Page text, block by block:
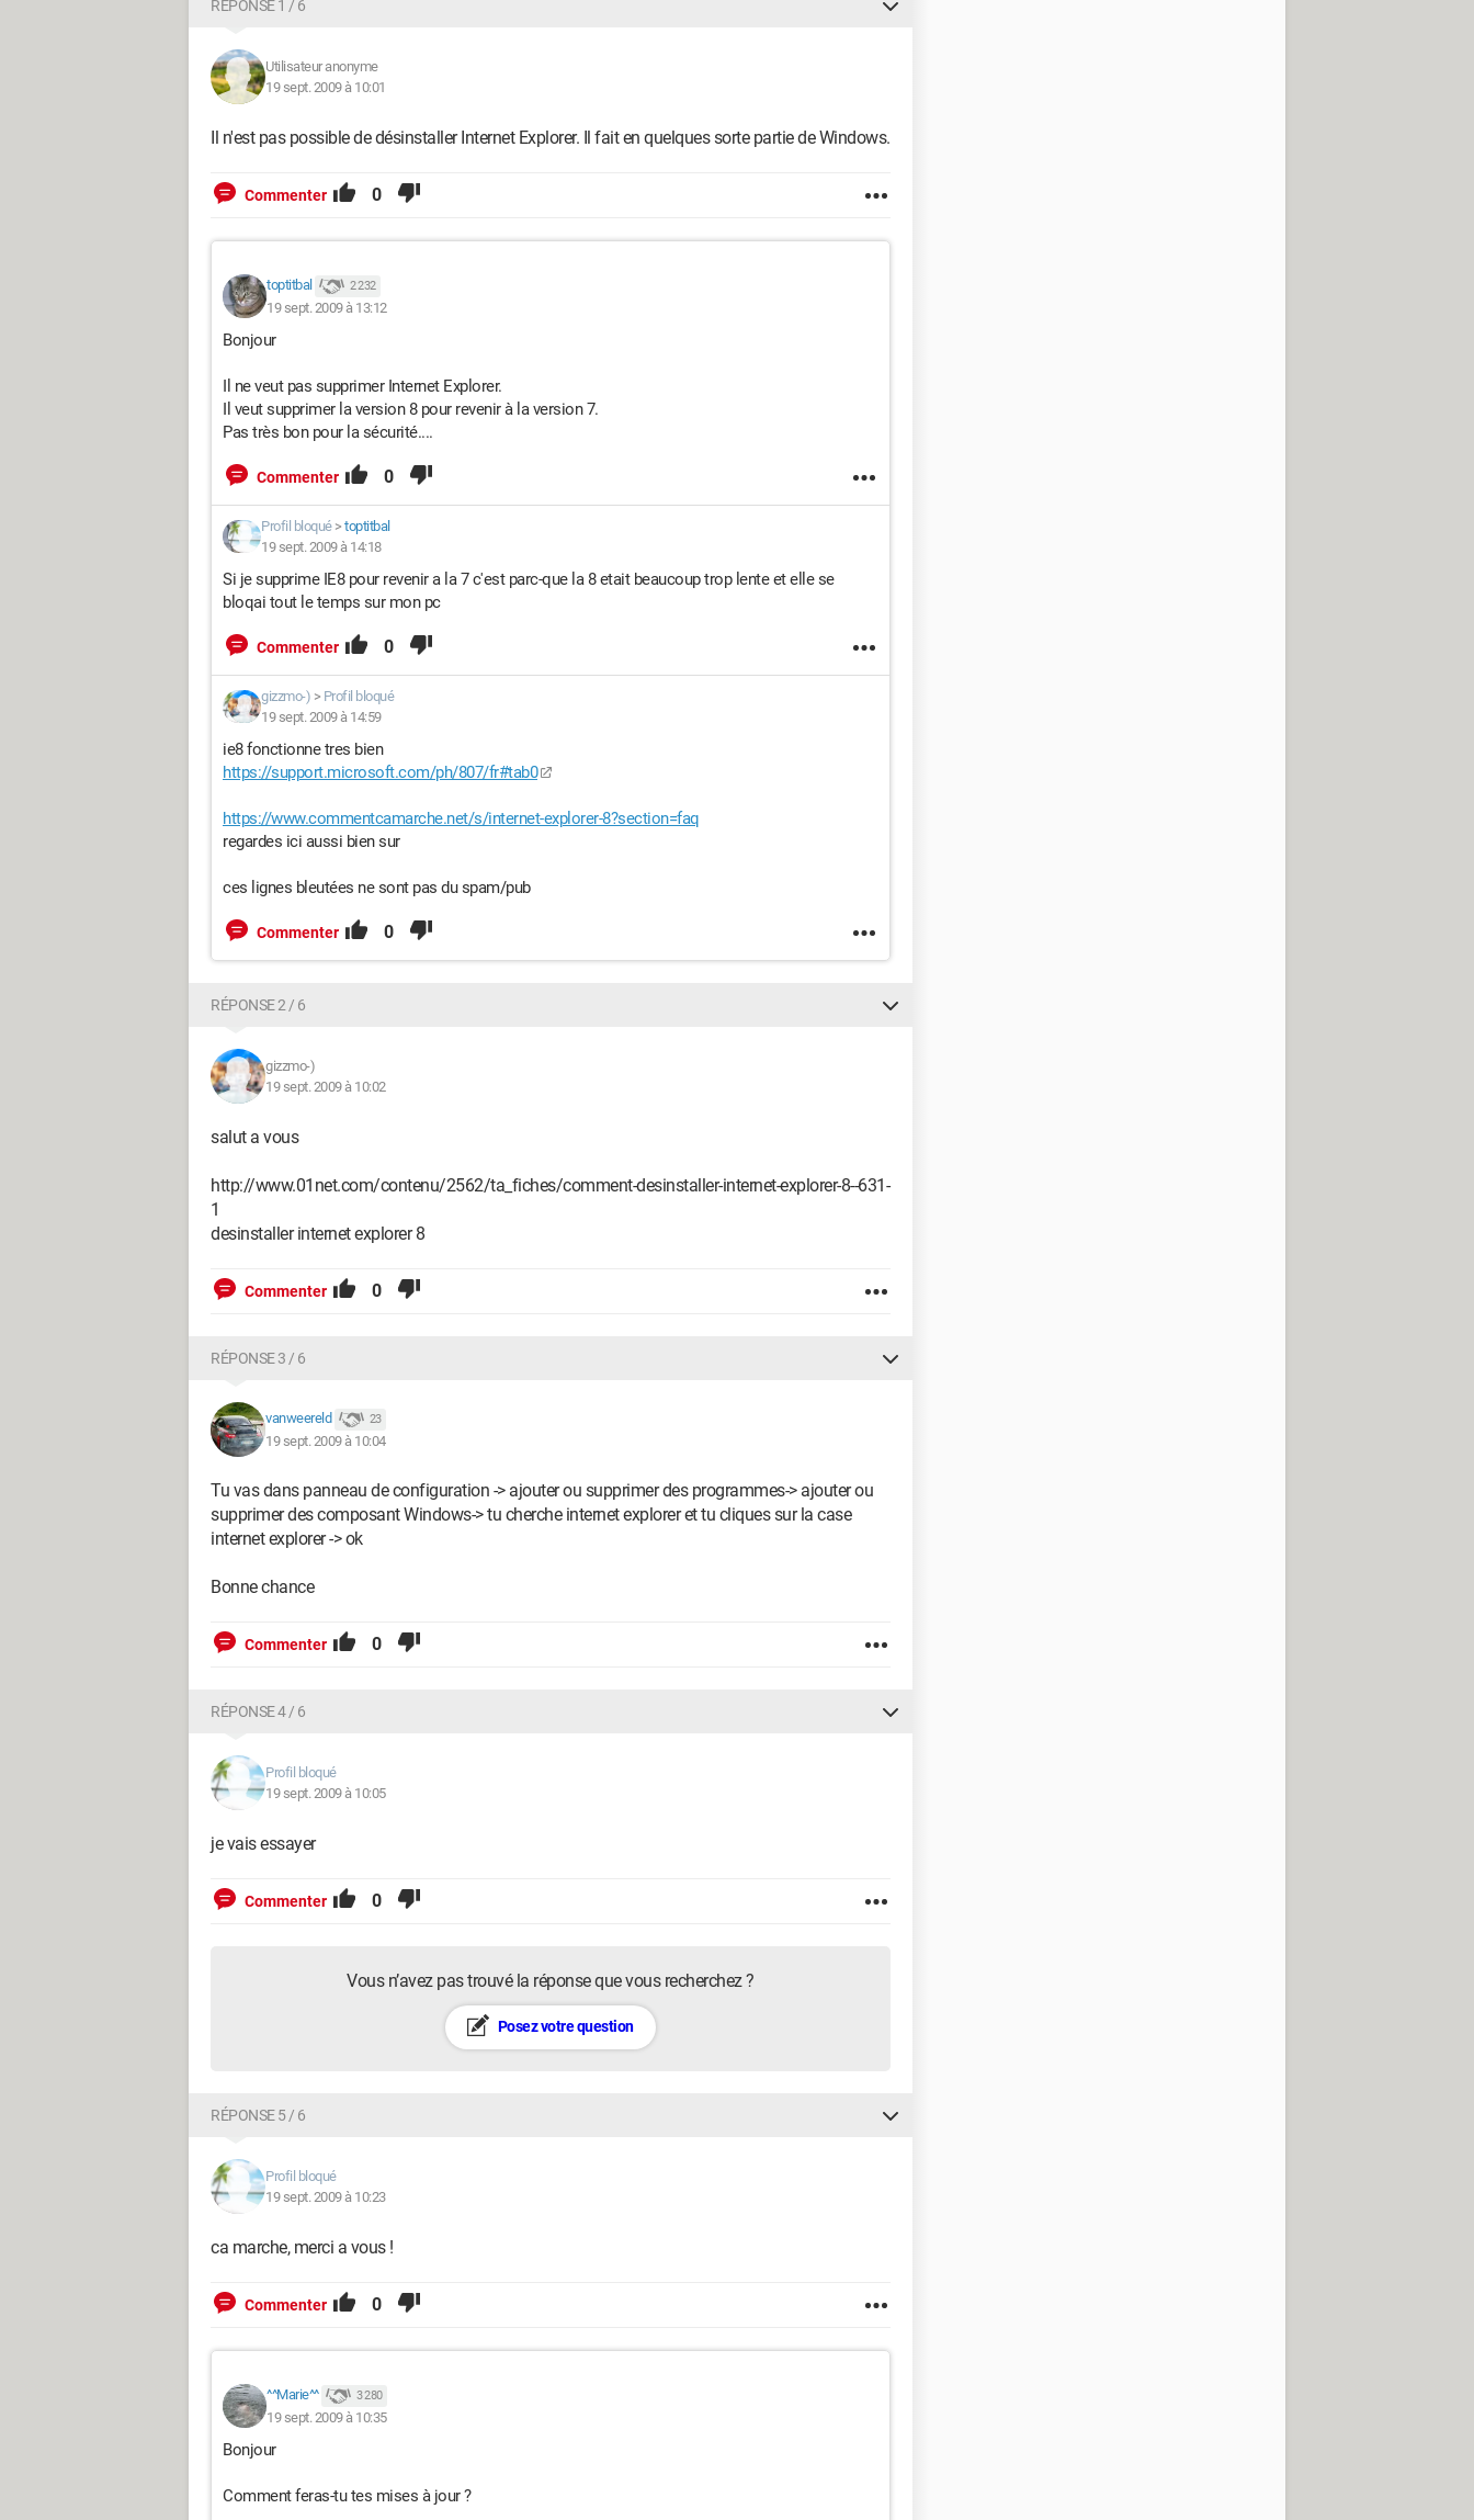
RÉPONSE 1 / 6
Utilisateur anonyme
19 sept. 2009 à 10:01
Il n'est pas possible de désinstaller Internet Explorer. Il fait en quelques sorte partie de Windows.
Commenter 0
toptitbal 2 232
19 sept. 2009 à 13:12
Bonjour
Il ne veut pas supprimer Internet Explorer.
Il veut supprimer la version 8 pour revenir à la version 7.
Pas très bon pour la sécurité....
Commenter 0
Profil bloqué> toptitbal
19 sept. 2009 à 14:18
Si je supprime IE8 pour revenir a la 7 c'est parc-que la 8 etait beaucoup trop lente et elle se
bloqai tout le temps sur mon pc
Commenter 0
gizzmo-) > Profil bloqué
19 sept. 2009 à 14:59
ie8 fonctionne tres bien
https://support.microsoft.com/ph/807/fr#tab0
https://www.commentcamarche.net/s/internet-explorer-8?section=faq
regardes ici aussi bien sur
ces lignes bleutées ne sont pas du spam/pub
Commenter 0
RÉPONSE 2 / 6
gizzmo-)
19 sept. 2009 à 10:02
salut a vous
http://www.01net.com/contenu/2562/ta_fiches/comment-desinstaller-internet-explorer-8--631-
1
desinstaller internet explorer 8
Commenter 0
RÉPONSE 3 / 6
vanweereld 23
19 sept. 2009 à 10:04
Tu vas dans panneau de configuration -> ajouter ou supprimer des programmes-> ajouter ou
supprimer des composant Windows-> tu cherche internet explorer et tu cliques sur la case
internet explorer -> ok
Bonne chance
Commenter 0
RÉPONSE 4 / 6
Profil bloqué
19 sept. 2009 à 10:05
je vais essayer
Commenter 0
Vous n’avez pas trouvé la réponse que vous recherchez ?
Posez votre question
RÉPONSE 5 / 6
Profil bloqué
19 sept. 2009 à 10:23
ca marche, merci a vous !
Commenter 0
^^Marie^^ 3 280
19 sept. 2009 à 10:35
Bonjour
Comment feras-tu tes mises à jour ?